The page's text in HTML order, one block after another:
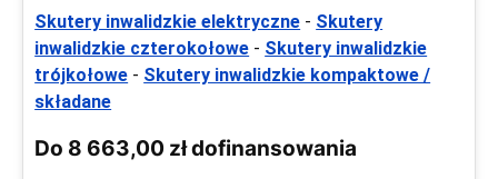
Skutery inwalidzkie elektryczne - Skutery
inwalidzkie czterokołowe - Skutery inwalidzkie
trójkołowe - Skutery inwalidzkie kompaktowe /
składane
Do 8 663,00 zł dofinansowania